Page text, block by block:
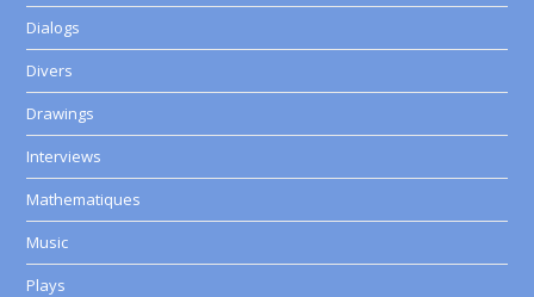
Dialogs
Divers
Drawings
Interviews
Mathematiques
Music
Plays